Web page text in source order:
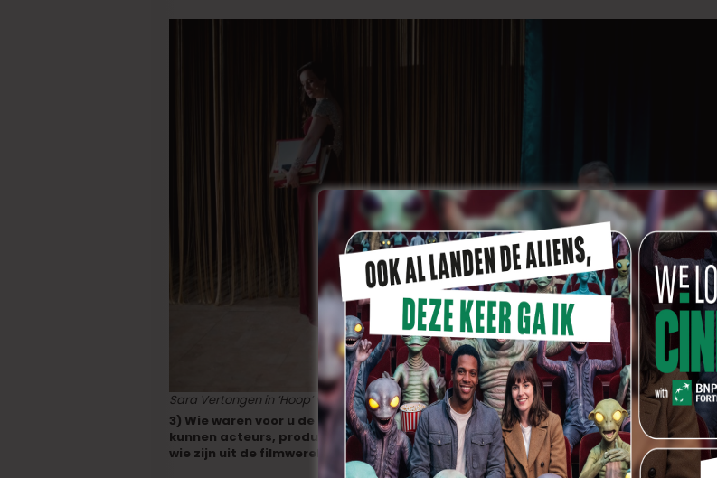
Sara Vertongen in ‘Hoop’ van Het Nieuwstedelijk (foto Katrijn Van Giel)
3) Wie waren voor u de figuren van het jaar op filmvlak (Vlaanderen, België…)? (dat
kunnen acteurs, producers, regisseurs, scenaristen, D.O.P’s, gaffers of om het even
wie zijn uit de filmwereld)